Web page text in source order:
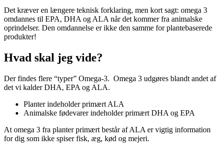
Det kræver en længere teknisk forklaring, men kort sagt: omega 3
omdannes til EPA, DHA og ALA når det kommer fra animalske
oprindelser. Den omdannelse er ikke den samme for plantebaserede
produkter!
Hvad skal jeg vide?
Der findes flere “typer” Omega-3. Omega 3 udgøres blandt andet af
det vi kalder DHA, EPA og ALA.
Planter indeholder primært ALA
Animalske fødevarer indeholder primært DHA og EPA
At omega 3 fra planter primært består af ALA er vigtig information
for dig som ikke spiser fisk, æg, kød og mejeri.